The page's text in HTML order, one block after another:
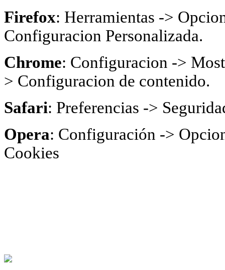
Firefox: Herramientas ->
Configuracion Personalizada.
Chrome: Configuracion ->
> Configuracion de contenido.
Safari: Preferencias ->
Opera: Configuración ->
Cookies